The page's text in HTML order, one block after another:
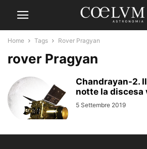
Home Tags Rover Pragyan
rover Pragyan
Chandrayan-2.
notte la discesa
5 Settembre 2019